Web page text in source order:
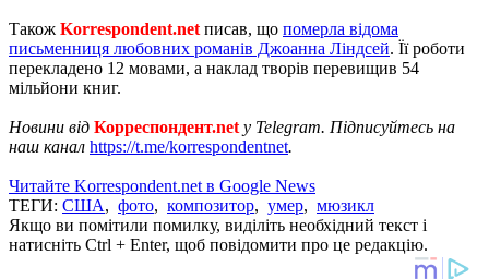
Також Korrespondent.net писав, що померла відома
письменниця любовних романів Джоанна Ліндсей. Її роботи
перекладено 12 мовами, а наклад творів перевищив 54
мільйони книг.
Новини від Корреспондент.net у Telegram. Підписуйтесь на
наш канал https://t.me/korrespondentnet.
Читайте Korrespondent.net в Google News
ТЕГИ: США, фото, композитор, умер, мюзикл
Якщо ви помітили помилку, виділіть необхідний текст і
натисніть Ctrl + Enter, щоб повідомити про це редакцію.